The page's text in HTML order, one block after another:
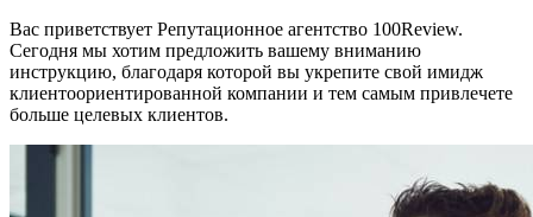
Вас приветствует Репутационное агентство 100Review.
Сегодня мы хотим предложить вашему вниманию
инструкцию, благодаря которой вы укрепите свой имидж
клиентоориентированной компании и тем самым привлечете
больше целевых клиентов.